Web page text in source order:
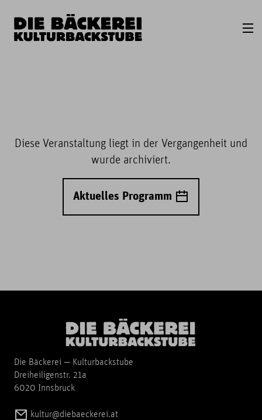
Diese Veranstaltung liegt in der Vergangenheit und
wurde archiviert.
Aktuelles Programm
Die Bäckerei — Kulturbackstube
Dreiheiligenstr. 21a
6020 Innsbruck
kultur@diebaeckerei.at